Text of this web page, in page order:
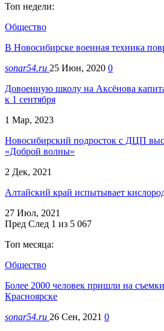
Топ недели:
Общество
В Новосибирске военная техника
sonar54.ru 25 Июн, 2020 0
Довоенную школу на Аксёнова
к 1 сентября
1 Мар, 2023
Новосибирский подросток с ДЦП
«Доброй волны»
2 Дек, 2021
Алтайский край испытывает
27 Июл, 2021
Пред След 1 из 5 067
Топ месяца:
Общество
Более 2000 человек пришли на
Красноярске
sonar54.ru 26 Сен, 2021 0